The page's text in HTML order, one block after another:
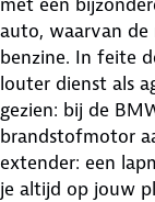
auto, waarvan
benzine. In feite
louter dienst als
gezien: bij de
brandstofmotor
extender: een
je altijd op jouw